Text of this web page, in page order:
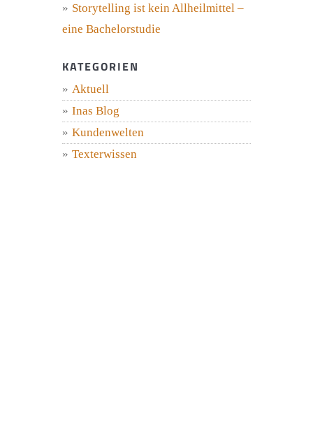
Storytelling ist kein Allheilmittel –
eine Bachelorstudie
KATEGORIEN
Aktuell
Inas Blog
Kundenwelten
Texterwissen